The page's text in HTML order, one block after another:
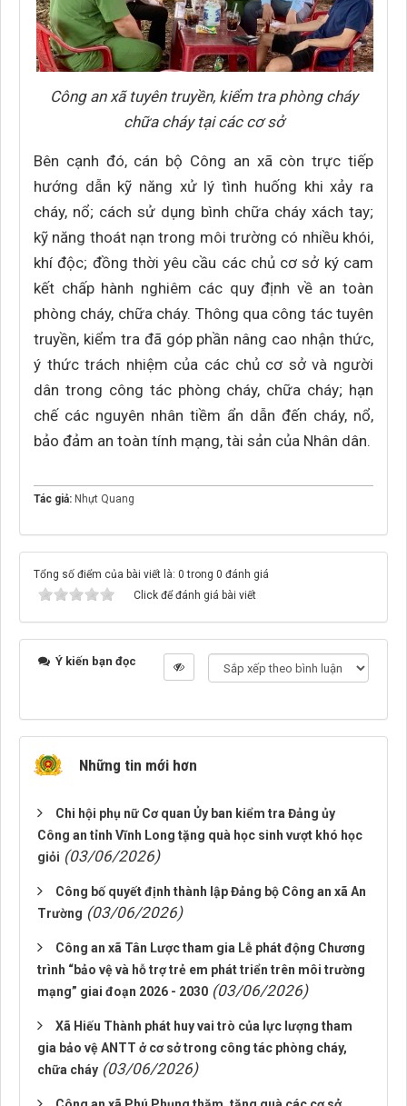
Công an xã tuyên truyền, kiểm tra phòng cháy
chữa cháy tại các cơ sở
Bên cạnh đó, cán bộ Công an xã còn trực tiếp
hướng dẫn kỹ năng xử lý tình huống khi xảy ra
cháy, nổ; cách sử dụng bình chữa cháy xách tay;
kỹ năng thoát nạn trong môi trường có nhiều khói,
khí độc; đồng thời yêu cầu các chủ cơ sở ký cam
kết chấp hành nghiêm các quy định về an toàn
phòng cháy, chữa cháy. Thông qua công tác tuyên
truyền, kiểm tra đã góp phần nâng cao nhận thức,
ý thức trách nhiệm của các chủ cơ sở và người
dân trong công tác phòng cháy, chữa cháy; hạn
chế các nguyên nhân tiềm ẩn dẫn đến cháy, nổ,
bảo đảm an toàn tính mạng, tài sản của Nhân dân.
Tác giả: Nhựt Quang
Tổng số điểm của bài viết là: 0 trong 0 đánh giá
Click để đánh giá bài viết
Ý kiến bạn đọc
Những tin mới hơn
Chi hội phụ nữ Cơ quan Ủy ban kiểm tra Đảng ủy
Công an tỉnh Vĩnh Long tặng quà học sinh vượt khó học
giỏi (03/06/2026)
Công bố quyết định thành lập Đảng bộ Công an xã An
Trường (03/06/2026)
Công an xã Tân Lược tham gia Lễ phát động Chương
trình “bảo vệ và hỗ trợ trẻ em phát triển trên môi trường
mạng” giai đoạn 2026 - 2030 (03/06/2026)
Xã Hiếu Thành phát huy vai trò của lực lượng tham
gia bảo vệ ANTT ở cơ sở trong công tác phòng cháy,
chữa cháy (03/06/2026)